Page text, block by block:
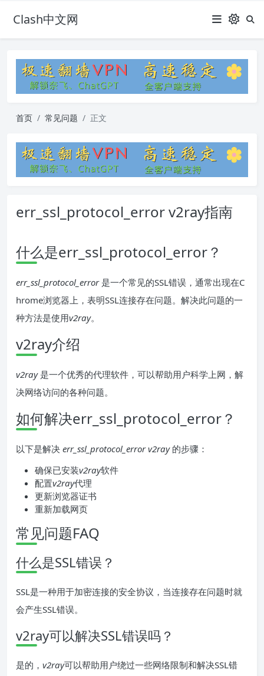
Clash中文网
首页 常见问题 正文
err_ssl_protocol_error v2ray指南
什么是err_ssl_protocol_error？
err_ssl_protocol_error是一个常见的SSL错误，通常出现在C
hrome浏览器上，表明SSL连接存在问题。解决此问题的一
种方法是使用v2ray。
v2ray介绍
v2ray是一个优秀的代理软件，可以帮助用户科学上网，解
决网络访问的各种问题。
如何解决err_ssl_protocol_error？
以下是解决 err_ssl_protocol_error v2ray的步骤：
确保已安装v2ray软件
配置v2ray代理
更新浏览器证书
重新加载网页
常见问题FAQ
什么是SSL错误？
SSL是一种用于加密连接的安全协议，当连接存在问题时就
会产生SSL错误。
v2ray可以解决SSL错误吗？
是的， v2ray可以帮助用户绕过一些网络限制和解决SSL错